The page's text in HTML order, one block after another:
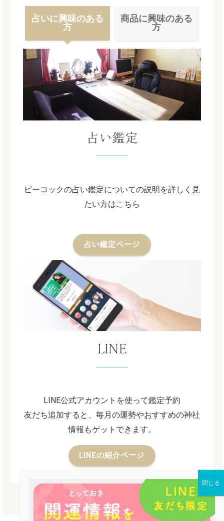
占いに興味のある
方
商品に興味のある
方
占い鑑定
ピーコックの占い鑑定についての説明を詳しく見
たい方はこちら
占い鑑定ページ
LINE
LINE公式アカウントを使って鑑定予約
友だち追加すると、毎月の運勢やおすすめの神社
情報もゲットできます。
LINEの紹介ページ